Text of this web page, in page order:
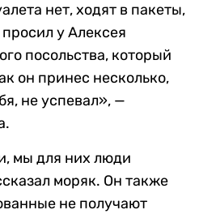
нет, ходят в пакеты,
у Алексея
посольства, который
он принес несколько,
не успевал», —
мы для них люди
моряк. Он также
не получают